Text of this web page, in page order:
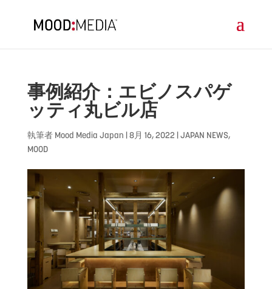
事例紹介：エビノスパゲ
ッティ丸ビル店
執筆者 Mood Media Japan |8月 16, 2022 |JAPAN NEWS,
MOOD